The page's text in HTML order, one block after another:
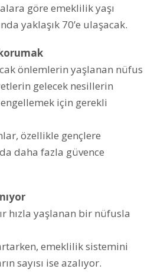
göre emeklilik yaşı
yaklaşık 70’e ulaşacak.
önlemlerin yaşlanan nüfus
gelecek nesillerin
için gerekli
özellikle gençlere
daha fazla güvence
hızla yaşlanan bir nüfusla
emeklilik sistemini
sayısı ise azalıyor.